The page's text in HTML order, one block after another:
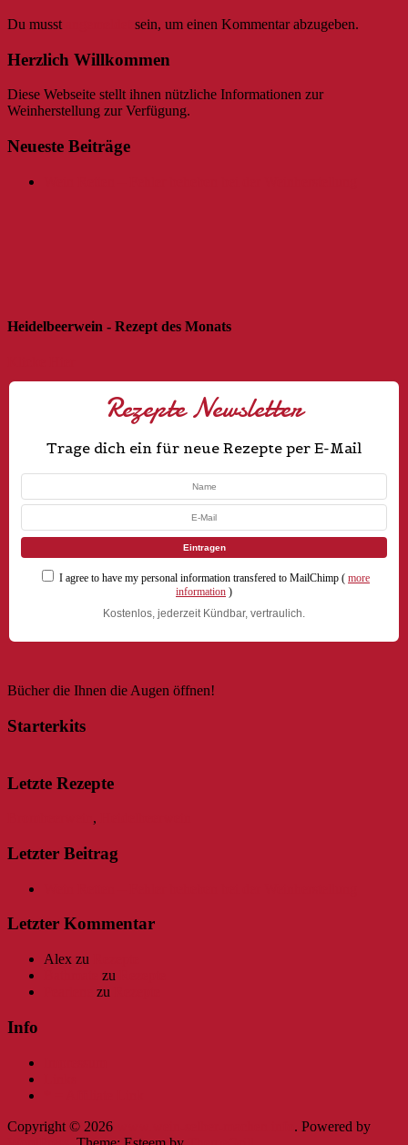
Du musst sein, um einen Kommentar abzugeben.
Herzlich Willkommen
Diese Webseite stellt ihnen nützliche Informationen zur
Weinherstellung zur Verfügung.
Neueste Beiträge
Heidelbeerwein - Rezept des Monats
Rezepte Newsletter
Trage dich ein für neue Rezepte per E-Mail
I agree to have my personal information transfered to MailChimp ( more
information )
Kostenlos, jederzeit Kündbar, vertraulich.
Bücher die Ihnen die Augen öffnen!
Starterkits
Letzte Rezepte
,
Letzter Beitrag
Letzter Kommentar
Alex zu
zu
zu
Info
Copyright © 2026
. Powered by